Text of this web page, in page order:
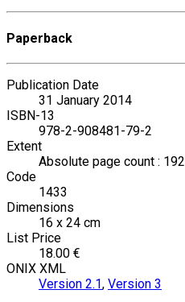
Paperback
Publication Date
31 January 2014
ISBN-13
978-2-908481-79-2
Extent
Absolute page count : 192
Code
1433
Dimensions
16 x 24 cm
List Price
18.00 €
ONIX XML
Version 2.1, Version 3